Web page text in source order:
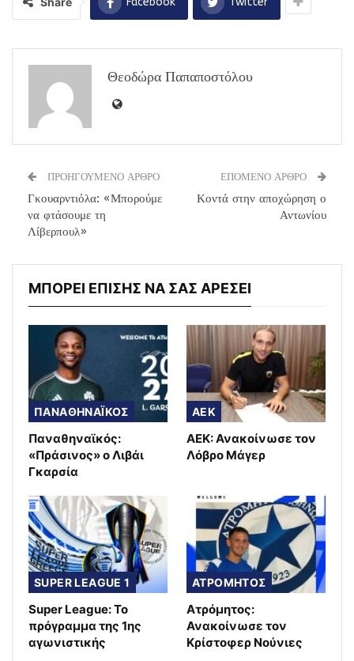
Θεοδώρα Παπαποστόλου
ΠΡΟΗΓΟΥΜΕΝΟ ΑΡΘΡΟ
Γκουαρντιόλα: «Μπορούμε
να φτάσουμε τη
Λίβερπουλ»
ΕΠΟΜΕΝΟ ΑΡΘΡΟ
Κοντά στην αποχώρηση ο
Αντωνίου
ΜΠΟΡΕΙ ΕΠΙΣΗΣ ΝΑ ΣΑΣ ΑΡΕΣΕΙ
ΠΑΝΑΘΗΝΑΪΚΟΣ
Παναθηναϊκός:
«Πράσινος» ο Λιβάι
Γκαρσία
AEK
ΑΕΚ: Ανακοίνωσε τον
Λόβρο Μάγερ
SUPER LEAGUE 1
Super League: Το
πρόγραμμα της 1ης
αγωνιστικής
ΑΤΡΟΜΗΤΟΣ
Ατρόμητος:
Ανακοίνωσε τον
Κρίστοφερ Νούνιες